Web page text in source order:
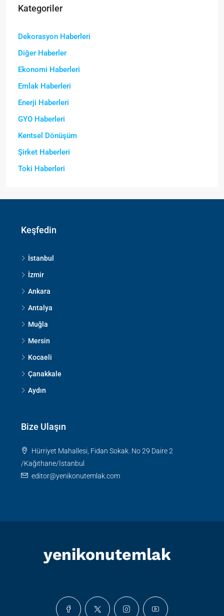
Kategoriler
Dekorasyon Haberleri
Diğer Haberler
Ekonomi Haberleri
Emlak Haberleri
Enerji Haberleri
GYO Haberleri
Kentsel Dönüşüm
Şirket Haberleri
Toki Haberleri
Keşfedin
İstanbul
İzmir
Ankara
Antalya
Muğla
Mersin
Kocaeli
Çanakkale
Aydın
Bize Ulaşın
Hürriyet Mahallesi, Fidan Sokak. No 29 Daire 2
/Kağıthane/İstanbul
editor@yenikonutemlak.com